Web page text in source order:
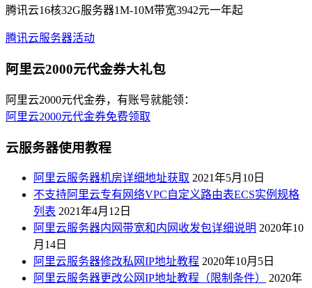
腾讯云16核32G服务器1M-10M带宽3942元一年起
腾讯云服务器活动
阿里云2000元代金券大礼包
阿里云2000元代金券，有账号就能领：
阿里云2000元代金券免费领取
云服务器使用教程
阿里云服务器机房详细地址获取 2021年5月10日
不支持阿里云专有网络VPC自定义路由表ECS实例规格
列表 2021年4月12日
阿里云服务器内网带宽和内网收发包详细说明 2020年10
月14日
阿里云服务器修改私网IP地址教程 2020年10月5日
阿里云服务器更改公网IP地址教程（限制条件）
2020年